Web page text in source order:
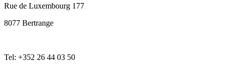
Rue de Luxembourg 177
8077 Bertrange
Tel: +352 26 44 03 50